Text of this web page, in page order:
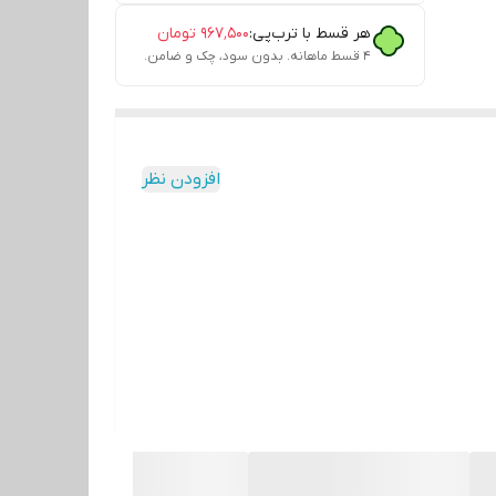
هر قسط با ترب‌پی:۹۶۷٬۵۰۰ تومان
۴ قسط ماهانه. بدون سود، چک و ضامن.
افزودن نظر